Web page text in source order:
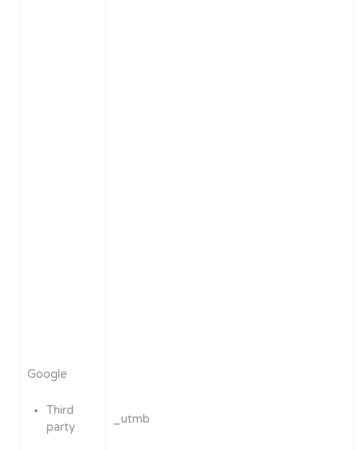
Google
Third
party
_utmb